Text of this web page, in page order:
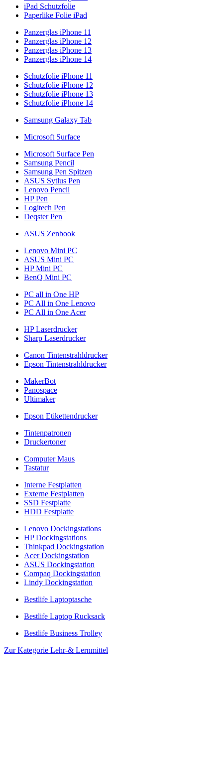
iPad Schutzfolie
Paperlike Folie iPad
Panzerglas iPhone 11
Panzerglas iPhone 12
Panzerglas iPhone 13
Panzerglas iPhone 14
Schutzfolie iPhone 11
Schutzfolie iPhone 12
Schutzfolie iPhone 13
Schutzfolie iPhone 14
Samsung Galaxy Tab
Microsoft Surface
Microsoft Surface Pen
Samsung Pencil
Samsung Pen Spitzen
ASUS Sytlus Pen
Lenovo Pencil
HP Pen
Logitech Pen
Deqster Pen
ASUS Zenbook
Lenovo Mini PC
ASUS Mini PC
HP Mini PC
BenQ Mini PC
PC all in One HP
PC All in One Lenovo
PC All in One Acer
HP Laserdrucker
Sharp Laserdrucker
Canon Tintenstrahldrucker
Epson Tintenstrahldrucker
MakerBot
Panospace
Ultimaker
Epson Etikettendrucker
Tintenpatronen
Druckertoner
Computer Maus
Tastatur
Interne Festplatten
Externe Festplatten
SSD Festplatte
HDD Festplatte
Lenovo Dockingstations
HP Dockingstations
Thinkpad Dockingstation
Acer Dockingstation
ASUS Dockingstation
Compaq Dockingstation
Lindy Dockingstation
Bestlife Laptoptasche
Bestlife Laptop Rucksack
Bestlife Business Trolley
Zur Kategorie Lehr-& Lernmittel